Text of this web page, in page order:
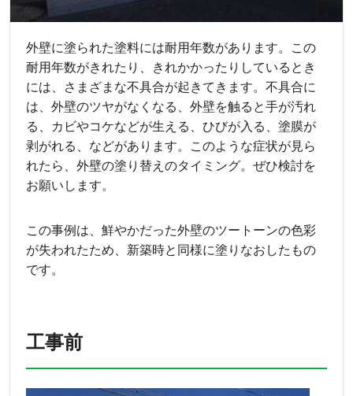
外壁に塗られた塗料には耐用年数があります。この
耐用年数がきれたり、きれかかったりしているとき
には、さまざまな不具合が起きてきます。不具合に
は、外壁のツヤがなくなる、外壁を触ると手が汚れ
る、カビやコケなどが生える、ひびが入る、塗膜が
剥がれる、などがあります。このような症状が見ら
れたら、外壁の塗り替えのタイミング。ぜひ検討を
お願いします。
この事例は、鮮やかだった外壁のツートーンの色彩
が失われたため、新築時と同様に塗りなおしたもの
です。
工事前